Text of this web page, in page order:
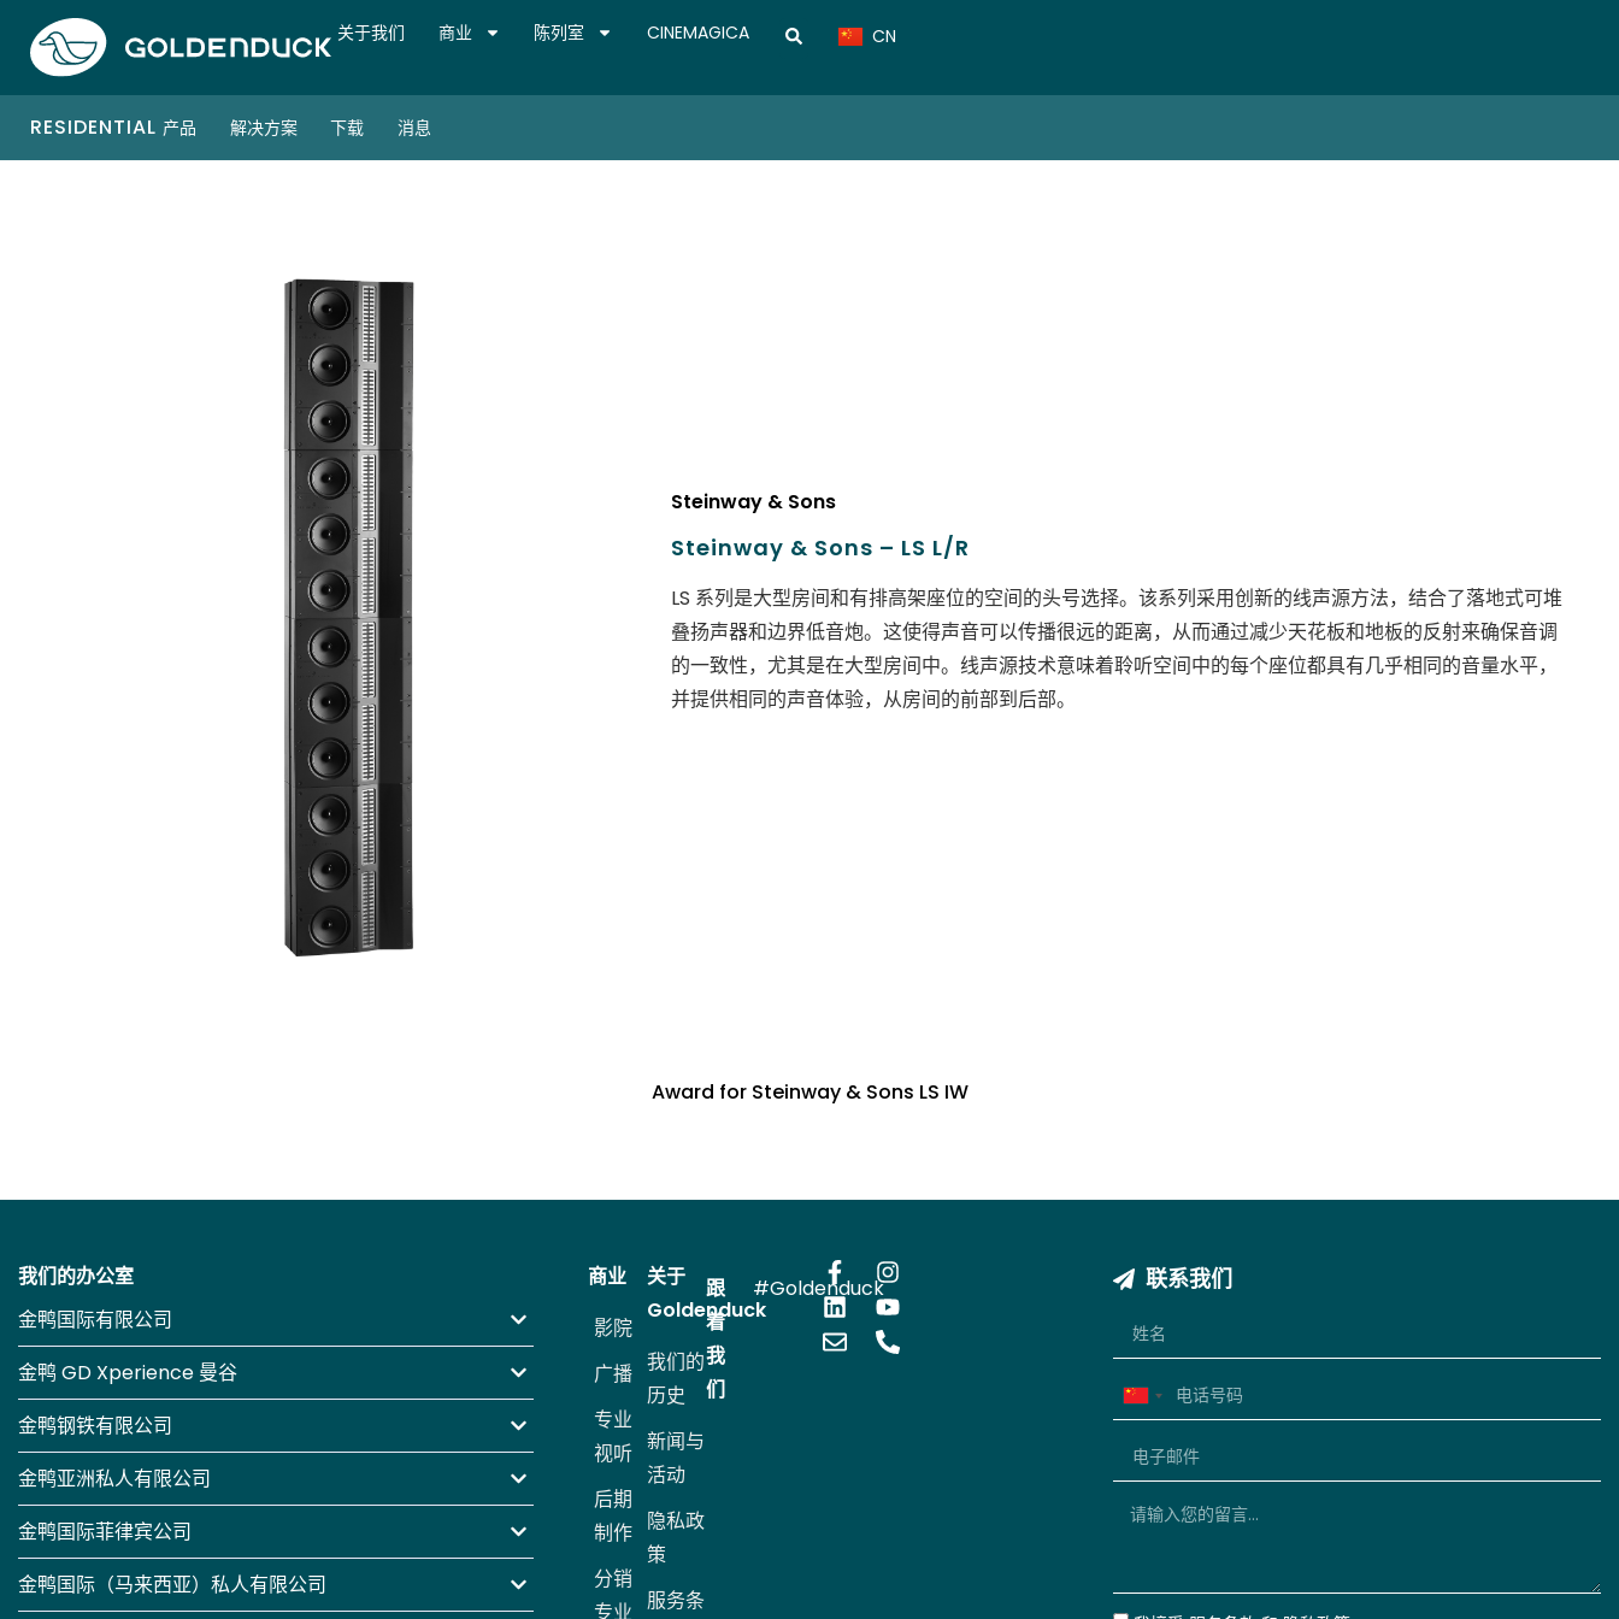
关于我们 商业 陈列室 CINEMAGICA CN
VN
RESIDENTIAL 产品 解决方案 下载 消息
Steinway & Sons
Steinway & Sons – LS L/R
LS 系列是大型房间和有排高架座位的空间的头号选择。该系列采用创新的线声源方法，结合了落地式可堆
叠扬声器和边界低音炮。这使得声音可以传播很远的距离，从而通过减少天花板和地板的反射来确保音调
的一致性，尤其是在大型房间中。线声源技术意味着聆听空间中的每个座位都具有几乎相同的音量水平，
并提供相同的声音体验，从房间的前部到后部。
Award for Steinway & Sons LS IW
我们的办公室
金鸭国际有限公司
金鸭 GD Xperience 曼谷
金鸭钢铁有限公司
金鸭亚洲私人有限公司
金鸭国际菲律宾公司
金鸭国际（马来西亚）私人有限公司
商业
分销
专业
后期
制作
专业
视听
广播
影院
关于
Goldenduck
我们的
历史
新闻与
活动
隐私政
策
服务条
跟
着
我
们
#Goldenduck 联系我们
China